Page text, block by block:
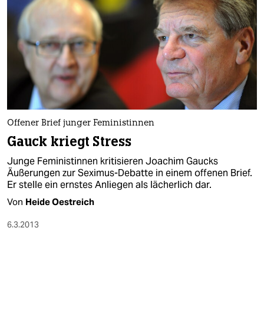
Offener Brief junger Feministinnen
Gauck kriegt Stress
Junge Feministinnen kritisieren Joachim Gaucks
Äußerungen zur Seximus-Debatte in einem offenen Brief.
Er stelle ein ernstes Anliegen als lächerlich dar.
Von Heide Oestreich
6.3.2013